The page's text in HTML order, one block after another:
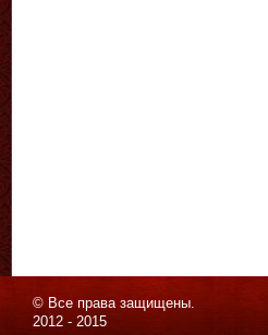
© Все права защищены.
2012 - 2015